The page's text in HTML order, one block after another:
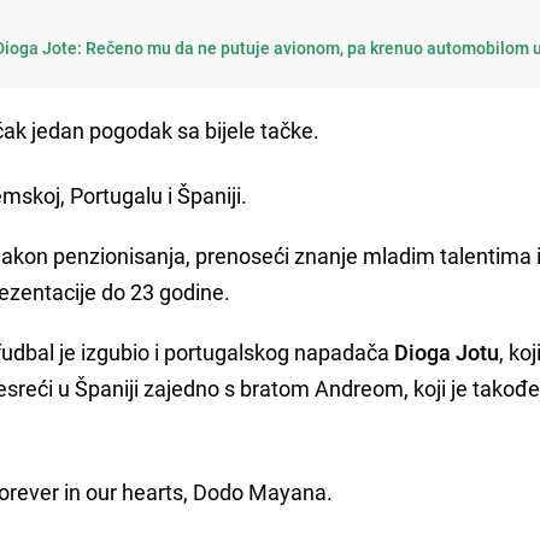
Jote: Rečeno mu da ne putuje avionom, pa krenuo automobilom
jedan pogodak sa bijele tačke.
Portugalu i Španiji.
penzionisanja, prenoseći znanje mladim talentima
do 23 godine.
je izgubio i portugalskog napadača Dioga Jotu,
u Španiji zajedno s bratom Andreom, koji je
in our hearts, Dodo Mayana.